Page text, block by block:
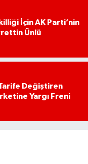
İçin AK Parti’nin
Ünlü
Değiştiren
Yargı Freni